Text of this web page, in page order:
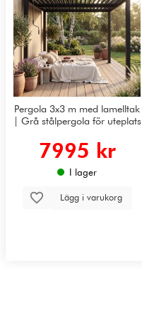
Pergola 3x3 m med lamelltak
| Grå stålpergola för uteplats
7995 kr
I lager
Lägg i varukorg